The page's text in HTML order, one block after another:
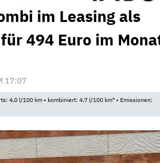
im Leasing als
494 Euro im
17:07
4,0 l/100 km • kombiniert: 4,7 l/100 km* • Emissionen: